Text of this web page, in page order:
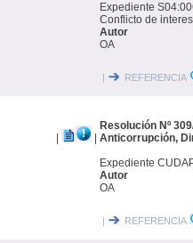
Expediente
Conflicto de
Autor
OA
| REFERENCIA
Resolución Nº
Anticorrupción,
Expediente
Autor
OA
| REFERENCIA